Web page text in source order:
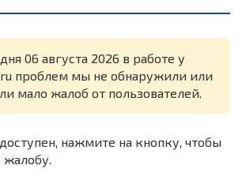
06 августа 2026 в работе у
проблем мы не обнаружили или
мало жалоб от пользователей.
нажмите на кнопку, чтобы
жалобу.